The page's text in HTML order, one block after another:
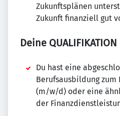
Zukunftsplänen
Zukunft finanziell gut
Deine QUALIFIKATION
Du hast eine
Berufsausbildung zum
(m/w/d) oder eine
der